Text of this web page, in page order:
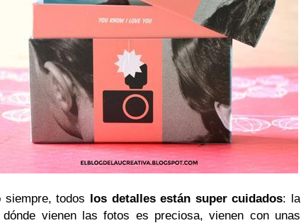
siempre, todos los detalles están super cuidados: la
dónde vienen las fotos es preciosa, vienen con unas